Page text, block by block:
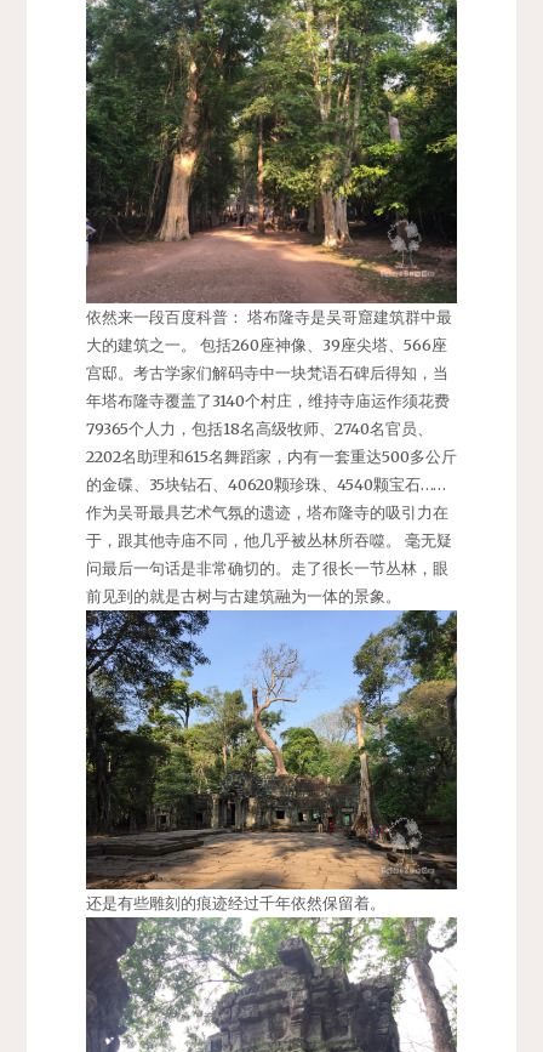
依然来一段百度科普： 塔布隆寺是吴哥窟建筑群中最
大的建筑之一。 包括260座神像、39座尖塔、566座
宫邸。考古学家们解码寺中一块梵语石碑后得知，当
年塔布隆寺覆盖了3140个村庄，维持寺庙运作须花费
79365个人力，包括18名高级牧师、2740名官员、
2202名助理和615名舞蹈家，内有一套重达500多公斤
的金碟、35块钻石、40620颗珍珠、4540颗宝石……
作为吴哥最具艺术气氛的遗迹，塔布隆寺的吸引力在
于，跟其他寺庙不同，他几乎被丛林所吞噬。 毫无疑
问最后一句话是非常确切的。走了很长一节丛林，眼
前见到的就是古树与古建筑融为一体的景象。
还是有些雕刻的痕迹经过千年依然保留着。